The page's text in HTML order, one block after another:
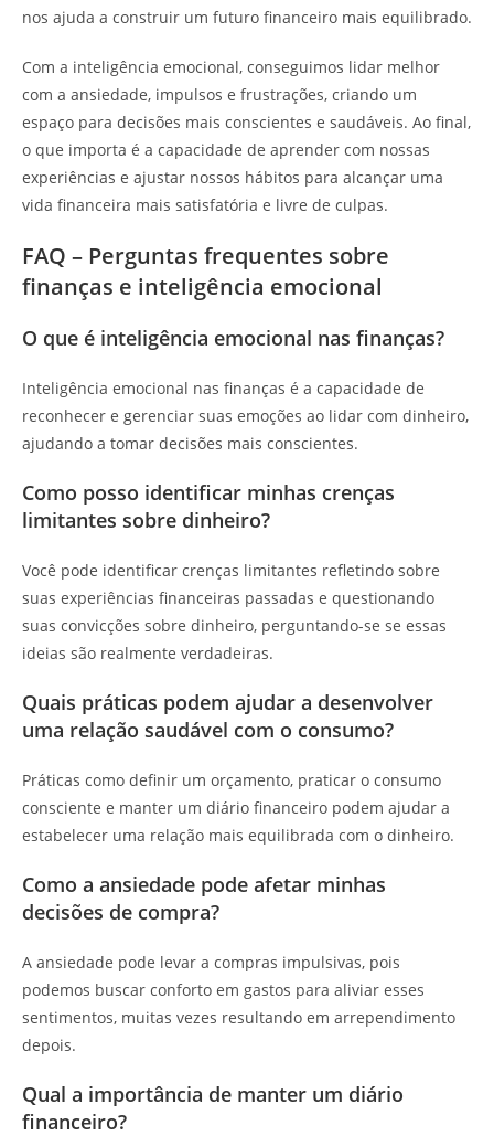
nos ajuda a construir um futuro financeiro mais equilibrado.
Com a inteligência emocional, conseguimos lidar melhor
com a ansiedade, impulsos e frustrações, criando um
espaço para decisões mais conscientes e saudáveis. Ao final,
o que importa é a capacidade de aprender com nossas
experiências e ajustar nossos hábitos para alcançar uma
vida financeira mais satisfatória e livre de culpas.
FAQ – Perguntas frequentes sobre
finanças e inteligência emocional
O que é inteligência emocional nas finanças?
Inteligência emocional nas finanças é a capacidade de
reconhecer e gerenciar suas emoções ao lidar com dinheiro,
ajudando a tomar decisões mais conscientes.
Como posso identificar minhas crenças
limitantes sobre dinheiro?
Você pode identificar crenças limitantes refletindo sobre
suas experiências financeiras passadas e questionando
suas convicções sobre dinheiro, perguntando-se se essas
ideias são realmente verdadeiras.
Quais práticas podem ajudar a desenvolver
uma relação saudável com o consumo?
Práticas como definir um orçamento, praticar o consumo
consciente e manter um diário financeiro podem ajudar a
estabelecer uma relação mais equilibrada com o dinheiro.
Como a ansiedade pode afetar minhas
decisões de compra?
A ansiedade pode levar a compras impulsivas, pois
podemos buscar conforto em gastos para aliviar esses
sentimentos, muitas vezes resultando em arrependimento
depois.
Qual a importância de manter um diário
financeiro?